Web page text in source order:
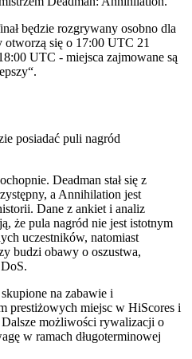
będzie rozgrywany osobno dla
się o 17:00 UTC 21
UTC - miejsca zajmowane są
posiadać puli nagród
Deadman stał się z
a Annihilation jest
Dane z ankiet i analiz
że pula nagród nie jest istotnym
uczestników, natomiast
budzi obawy o oszustwa,
na zabawie i
prestiżowych miejsc w HiScores i
możliwości rywalizacji o
w ramach długoterminowej